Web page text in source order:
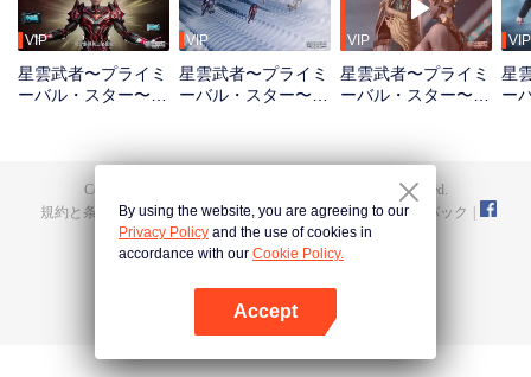
い苦難と苛酷な訓練を通じて、羅峰は徐々に潜在能力を開花させ、より強大
な力と、自らの価値に対する確信を得ていくのです。
VIP
星雲武者〜プライミ
ーバル・スター〜
VIP
星雲武者〜プライミ
ーバル・スター〜
VIP
星雲武者〜プライミ
ーバル・スター〜
VIP
星
ー
Copyright © 2016-
Image Future Investment (HK) Limited.
規約と条件
プライバシーポリシー | Cookie Policy | フィードバック
@TencentVideo
By using the website, you are agreeing to our
Privacy Policy and the use of cookies in
accordance with our Cookie Policy.
Accept